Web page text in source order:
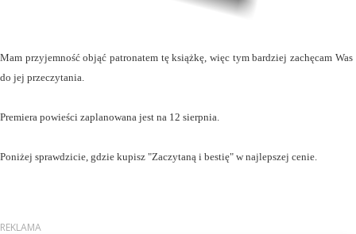
Mam przyjemność objąć patronatem tę książkę, więc tym bardziej zachęcam Was
do jej przeczytania.
Premiera powieści zaplanowana jest na 12 sierpnia.
Poniżej sprawdzicie, gdzie kupisz "Zaczytaną i bestię" w najlepszej cenie.